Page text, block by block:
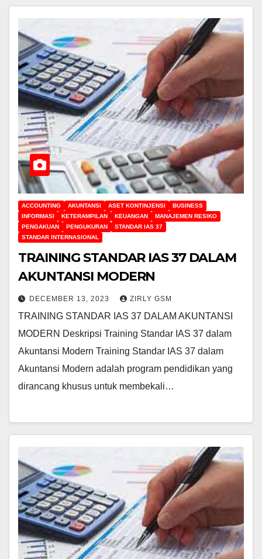
ACCOUNTING AKUNTANSI ASET KONTINJENSI
BUSINESS
INFORMASI
KETERAMPILAN KEUANGAN
MANAJEMEN RESIKO
PENGAKUAN
PENGUKURAN
STANDAR IAS 37
STANDAR INTERNASIONAL
TRAINING STANDAR IAS 37 DALAM
AKUNTANSI MODERN
DECEMBER 13, 2023 ZIRLY GSM
TRAINING STANDAR IAS 37 DALAM AKUNTANSI
MODERN Deskripsi Training Standar IAS 37 dalam
Akuntansi Modern Training Standar IAS 37 dalam
Akuntansi Modern adalah program pendidikan yang
dirancang khusus untuk membekali…